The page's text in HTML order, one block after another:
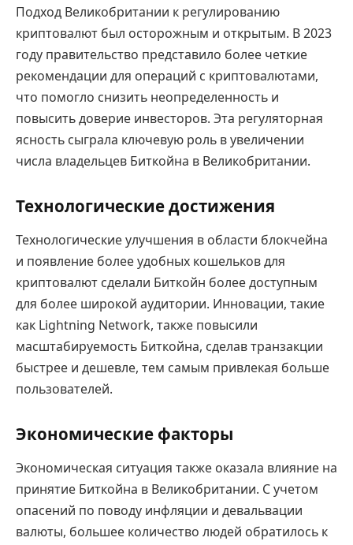
Подход Великобритании к регулированию
криптовалют был осторожным и открытым. В 2023
году правительство представило более четкие
рекомендации для операций с криптовалютами,
что помогло снизить неопределенность и
повысить доверие инвесторов. Эта регуляторная
ясность сыграла ключевую роль в увеличении
числа владельцев Биткойна в Великобритании.
Технологические достижения
Технологические улучшения в области блокчейна
и появление более удобных кошельков для
криптовалют сделали Биткойн более доступным
для более широкой аудитории. Инновации, такие
как Lightning Network, также повысили
масштабируемость Биткойна, сделав транзакции
быстрее и дешевле, тем самым привлекая больше
пользователей.
Экономические факторы
Экономическая ситуация также оказала влияние на
принятие Биткойна в Великобритании. С учетом
опасений по поводу инфляции и девальвации
валюты, большее количество людей обратилось к